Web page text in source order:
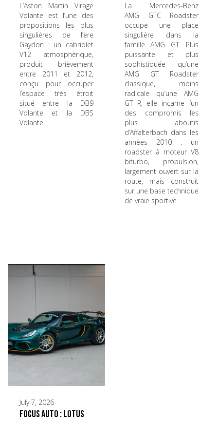
L’Aston Martin Virage
Volante est l’une des
propositions les plus
singulières de l’ère
Gaydon : un cabriolet
V12 atmosphérique,
produit brièvement
entre 2011 et 2012,
conçu pour occuper
l’espace très étroit
situé entre la DB9
Volante et la DBS
Volante.
La Mercedes-Benz
AMG GTC Roadster
occupe une place
singulière dans la
famille AMG GT. Plus
puissante et plus
sophistiquée qu’une
AMG GT Roadster
classique, moins
radicale qu’une AMG
GT R, elle incarne l’un
des compromis les
plus aboutis
d’Affalterbach dans les
années 2010 : un
roadster à moteur V8
biturbo, propulsion,
largement ouvert sur la
route, mais construit
sur une base technique
de vraie sportive.
July 7, 2026
Focus Auto : Lotus